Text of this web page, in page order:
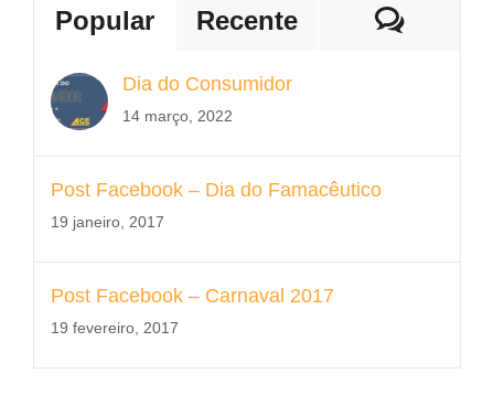
Popular Recente
Dia do Consumidor
14 março, 2022
Post Facebook – Dia do Famacêutico
19 janeiro, 2017
Post Facebook – Carnaval 2017
19 fevereiro, 2017